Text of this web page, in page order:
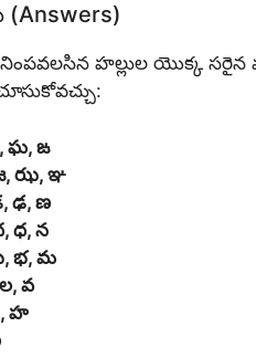
హల్లుల యొక్క సరైన
ఘ, ఙ
ఝ, ఞ
ఢ, ణ
ధ, న
భ, మ
వ
హ